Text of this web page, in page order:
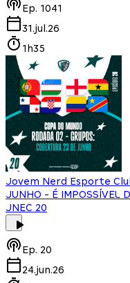
Ep. 1041
31.jul.26
1h35
Jovem Nerd Esporte
JUNHO - É IMPOSSÍVEL
JNEC 20
Ep. 20
24.jun.26